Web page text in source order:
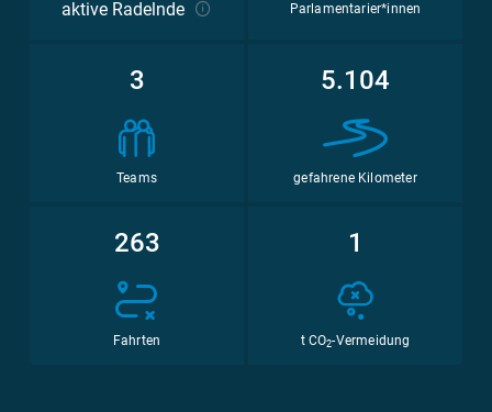
aktive Radelnde Parlamentarier*innen
3
Teams
5.104
gefahrene Kilometer
263
Fahrten
1
t CO2-Vermeidung